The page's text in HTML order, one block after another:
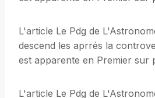
L'article Le Pdg de
descend les aprrés la
est apparente en Premier sur
L'article Le Pdg de